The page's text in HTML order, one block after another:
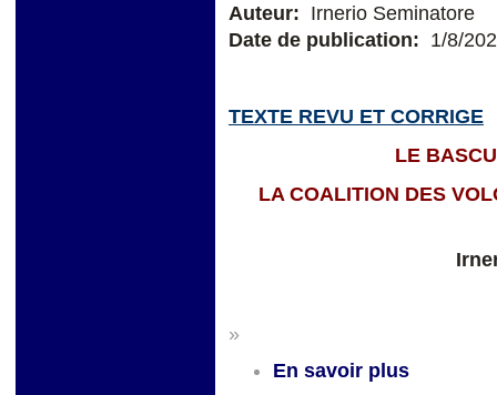
Auteur: Irnerio Seminatore
Date de publication: 1/8/
TEXTE REVU ET CORRIGE
LE
LA COALITION DES
»
En savoir plus